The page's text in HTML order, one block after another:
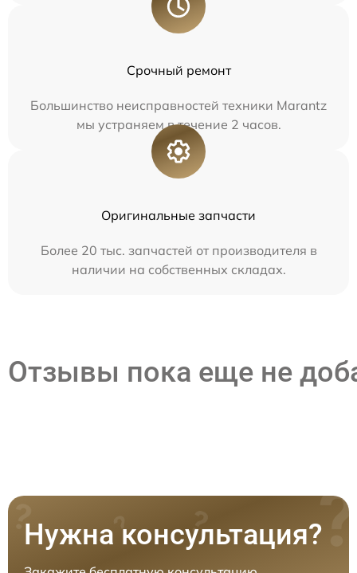
Срочный ремонт
Большинство неисправностей техники Marantz
мы устраняем в течение 2 часов.
Оригинальные запчасти
Более 20 тыс. запчастей от производителя в
наличии на собственных складах.
Отзывы пока еще не
Нужна консультация?